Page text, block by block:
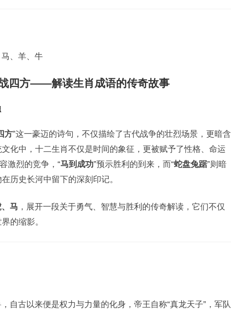
、羊、牛
四方——解读生肖成语的传奇故事
方”这一豪迈的诗句，不仅描绘了古代战争的壮烈场景，更暗含
化中，十二生肖不仅是时间的象征，更被赋予了性格、命运
激烈的竞争，“马到成功”预示胜利的到来，而“蛇盘兔踞”则暗
历史长河中留下的深刻印记。
马 ，展开一段关于勇气、智慧与胜利的传奇解读，它们不仅
的缩影。
自古以来便是权力与力量的化身，帝王自称“真龙天子”，军队